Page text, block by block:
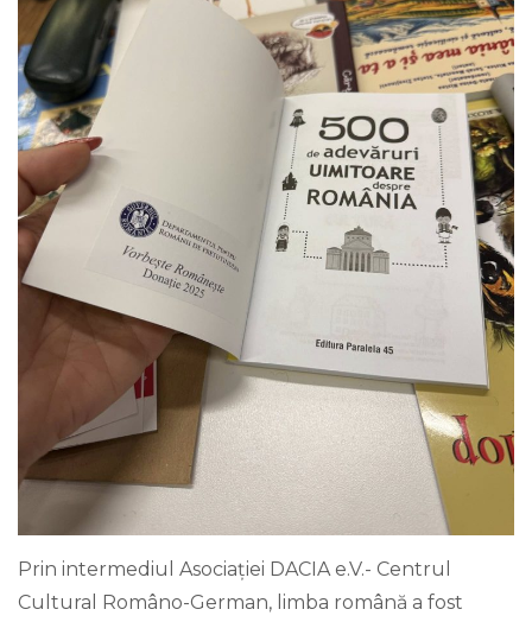
Prin intermediul Asociației DACIA e.V.- Centrul
Cultural Româno-German, limba română a fost